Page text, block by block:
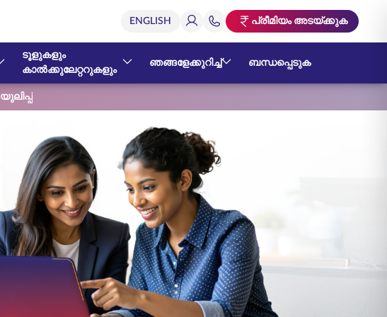
പ്രീമിയം അടയ്ക്കുക
ടൂളുകളും
കാൽക്കുലേറ്ററുകളും
ഞങ്ങളേക്കുറിച്ച് ബന്ധപ്പെടുക
യുലിപ്പ്